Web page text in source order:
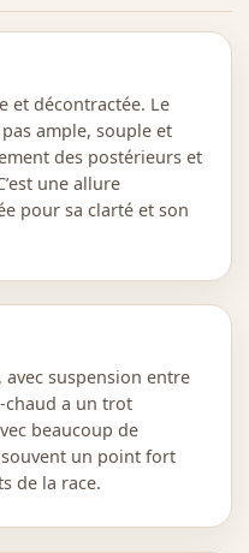
et décontractée. Le
ample, souple et
des postérieurs et
une allure
pour sa clarté et son
suspension entre
chaud a un trot
beaucoup de
un point fort
de la race.